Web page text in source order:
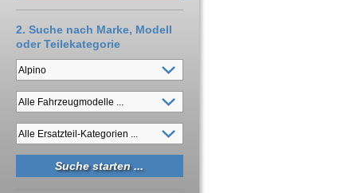
2. Suche nach Marke, Modell
oder Teilekategorie